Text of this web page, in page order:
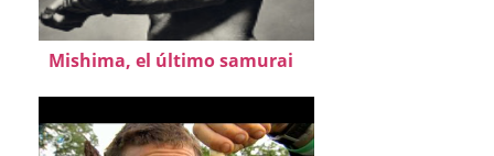
Mishima, el último samurai